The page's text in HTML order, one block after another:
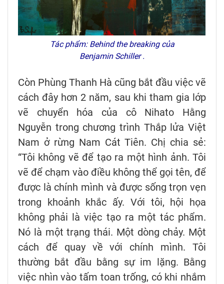
Tác phẩm: Behind the breaking của
Benjamin Schiller .
Còn Phùng Thanh Hà cũng bắt đầu việc vẽ
cách đây hơn 2 năm, sau khi tham gia lớp
vẽ chuyển hóa của cô Nihato Hằng
Nguyễn trong chương trình Thắp lửa Việt
Nam ở rừng Nam Cát Tiên. Chị chia sẻ:
“Tôi không vẽ để tạo ra một hình ảnh. Tôi
vẽ để chạm vào điều không thể gọi tên, để
được là chính mình và được sống trọn vẹn
trong khoảnh khắc ấy. Với tôi, hội họa
không phải là việc tạo ra một tác phẩm.
Nó là một trạng thái. Một dòng chảy. Một
cách để quay về với chính mình. Tôi
thường bắt đầu bằng sự im lặng. Bằng
việc nhìn vào tấm toan trống, có khi nhắm